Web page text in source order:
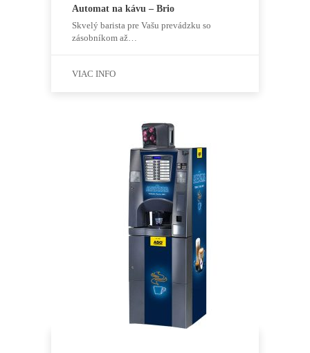
Automat na kávu – Brio
Skvelý barista pre Vašu prevádzku so
zásobníkom až…
VIAC INFO